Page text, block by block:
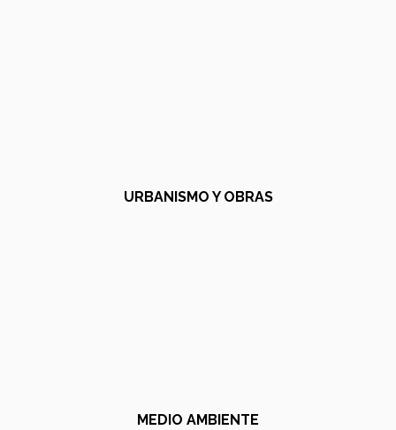
URBANISMO Y OBRAS
MEDIO AMBIENTE